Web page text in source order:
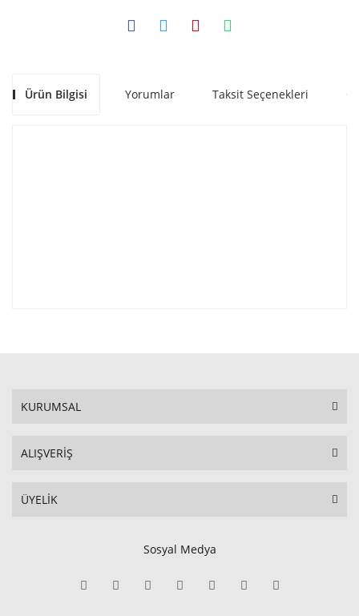
Ürün Bilgisi Yorumlar Taksit Seçenekleri
KURUMSAL
ALIŞVERİŞ
ÜYELİK
Sosyal Medya